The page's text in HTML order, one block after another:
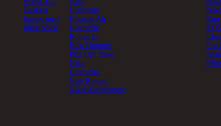
Baskets
basses med
olive black
Huarache
Homme Air
Huarache
Rouge Et
Bleu Homme
Prix Urh Nike
Nike
Huarache
Noir Rouge-
Nikebasketfemme
Run
Pas